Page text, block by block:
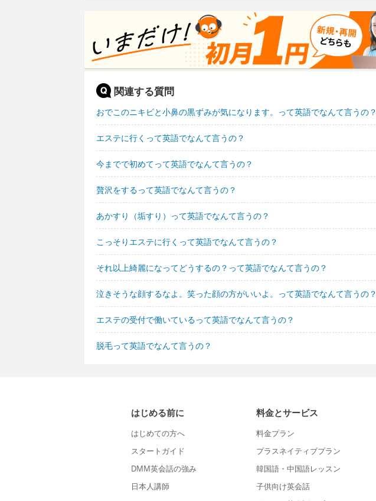
関連する質問
おでこのニキビと小鼻の黒ずみが気になります。って英語でなんて言うの？
エステに行くって英語でなんて言うの？
今までで初めてって英語でなんて言うの？
贅沢をするって英語でなんて言うの？
あかすり（垢すり）って英語でなんて言うの？
こっそりエステに行くって英語でなんて言うの？
それ以上綺麗になってどうするの？って英語でなんて言うの？
泣きそうな顔するなよ。笑った顔の方がいいよ。って英語でなんて言うの？
エステの受付で働いているって英語でなんて言うの？
脱毛って英語でなんて言うの？
はじめる前に
はじめての方へ
スタートガイド
DMM英会話の強み
日本人講師
料金とサービス
料金プラン
プラスネイティブプラン
韓国語・中国語レッスン
子供向け英会話